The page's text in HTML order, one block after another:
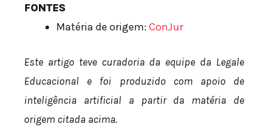
FONTES
Matéria de origem: ConJur
Este artigo teve curadoria da equipe da Legale
Educacional e foi produzido com apoio de
inteligência artificial a partir da matéria de
origem citada acima.